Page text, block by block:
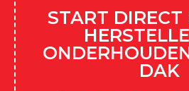
START DIRECT
DAK